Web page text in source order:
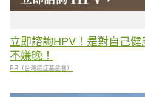
立即諮詢HPV！是對自己
不嫌晚！
PR（台灣癌症基金會）